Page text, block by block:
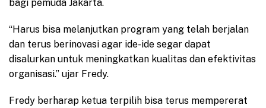
bagi pemuda Jakarta.
“Harus bisa melanjutkan program yang telah berjalan
dan terus berinovasi agar ide-ide segar dapat
disalurkan untuk meningkatkan kualitas dan efektivitas
organisasi.” ujar Fredy.
Fredy berharap ketua terpilih bisa terus mempererat